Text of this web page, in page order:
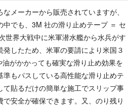
メーカーから販売されていますが、
でも、3M 社の滑り止めテープ ＝ セ
世界大戦中に米軍潜水艦から水兵がす
したため、米軍の要請により米国３
がかかっても確実な滑り止め効果を
もパスしている高性能な滑り止めテ
て貼るだけの簡単な施工でスリップ事
安全が確保できます。又、のり残り